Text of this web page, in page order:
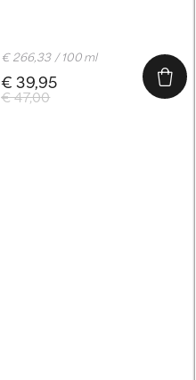
€ 47,00
€ 39,95
€ 266,33 / 100 ml